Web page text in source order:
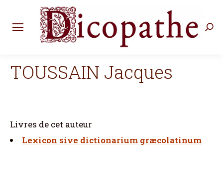
TOUSSAIN Jacques
Livres de cet auteur
Lexicon sive dictionarium græcolatinum